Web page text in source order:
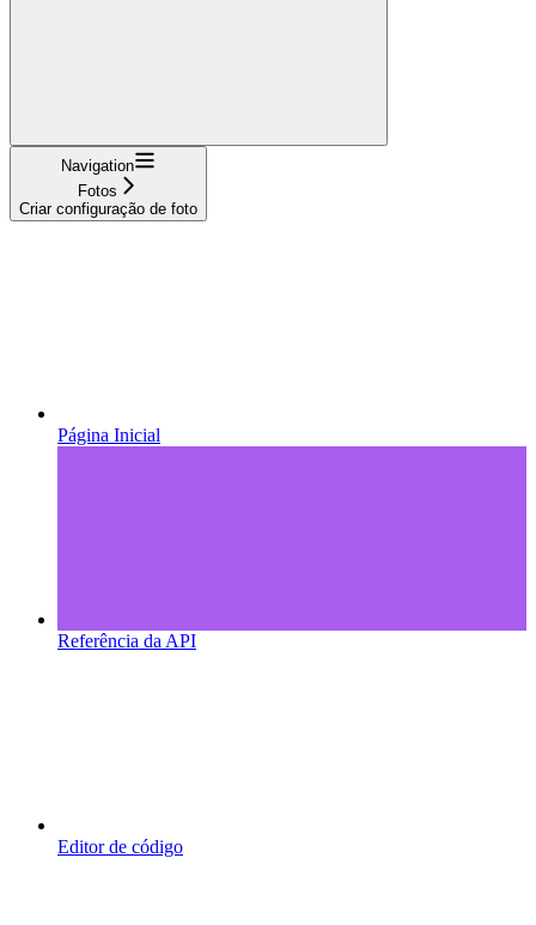
Navigation
Fotos
Criar configuração de foto
Página Inicial
Referência da API
Editor de código